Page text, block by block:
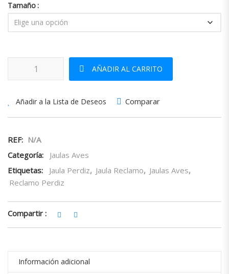
Tamaño
AÑADIR AL CARRITO
Añadir a la Lista de Deseos Comparar
REF: N/A
Categoría:
Jaulas Aves
Etiquetas:
Jaula Perdiz, Jaula Reclamo, Jaulas Aves,
Reclamo Perdiz
Compartir :
Información adicional